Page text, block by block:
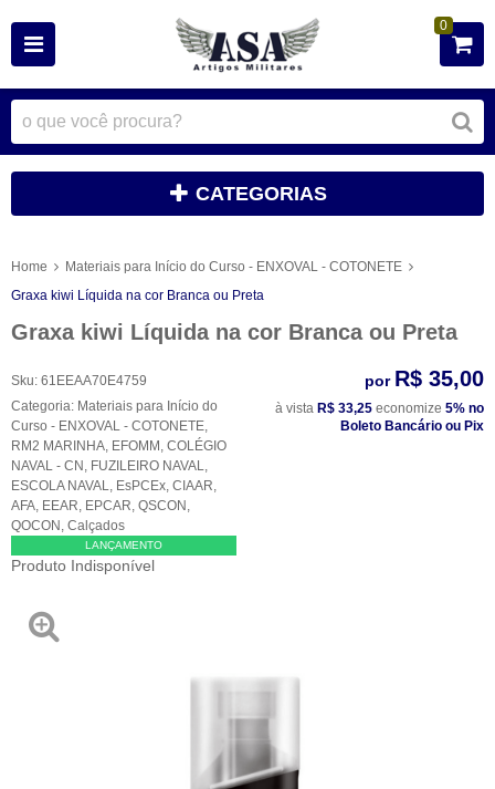
0
CATEGORIAS
Home
Materiais para Início do Curso - ENXOVAL - COTONETE
Graxa kiwi Líquida na cor Branca ou Preta
Graxa kiwi Líquida na cor Branca ou Preta
Sku: 61EEAA70E4759
Categoria: Materiais para Início do
Curso - ENXOVAL - COTONETE
RM2 MARINHA EFOMM COLÉGIO
NAVAL - CN FUZILEIRO NAVAL
ESCOLA NAVAL
EsPCEx CIAAR
AFA EEAR EPCAR QSCON
QOCON Calçados
LANÇAMENTO
Produto Indisponível
por R$ 35,00
à vista R$ 33,25 economize 5% no
Boleto Bancário ou Pix